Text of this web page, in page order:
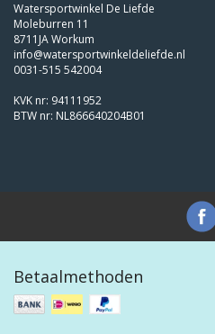
Watersportwinkel De Liefde
Moleburren 11
8711JA Workum
info@watersportwinkeldeliefde.nl
0031-515 542004
KVK nr: 94111952
BTW nr: NL866640204B01
Betaalmethoden